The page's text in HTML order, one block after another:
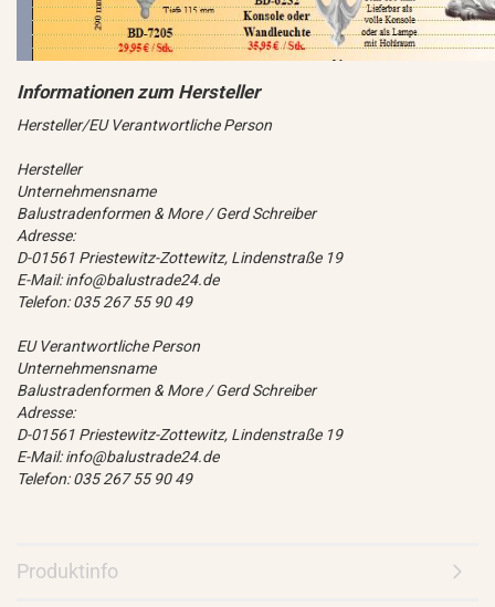
Hersteller/EU Verantwortliche Person
Hersteller
Unternehmensname
Balustradenformen & More / Gerd Schreiber
Adresse:
D-01561 Priestewitz-Zottewitz, Lindenstraße 19
E-Mail: info@balustrade24.de
Telefon: 035 267 55 90 49
EU Verantwortliche Person
Unternehmensname
Balustradenformen & More / Gerd Schreiber
Adresse:
D-01561 Priestewitz-Zottewitz, Lindenstraße 19
E-Mail: info@balustrade24.de
Telefon: 035 267 55 90 49
Produktinfo